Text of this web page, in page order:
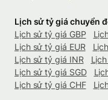
Lịch sử tỷ giá chuyển
Lịch sử tỷ giá GBP
Lịch sử tỷ giá EUR
Lịch sử tỷ giá INR
Lịch sử tỷ giá SGD
Lịch sử tỷ giá CHF